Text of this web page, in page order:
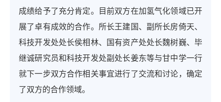
成绩给予了充分肯定。目前双方在加氢气化领域已开
展了卓有成效的合作。所长王建国、副所长房倚天、
科技开发处处长侯相林、国有资产处处长魏树巍、毕
继诚研究员和科技开发处副处长姜东等与甘中学一行
就下一步双方合作相关事宜进行了交流和讨论，确定
了双方的合作领域。